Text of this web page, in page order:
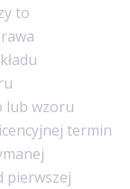
to
lub wzoru
termin
pierwszej